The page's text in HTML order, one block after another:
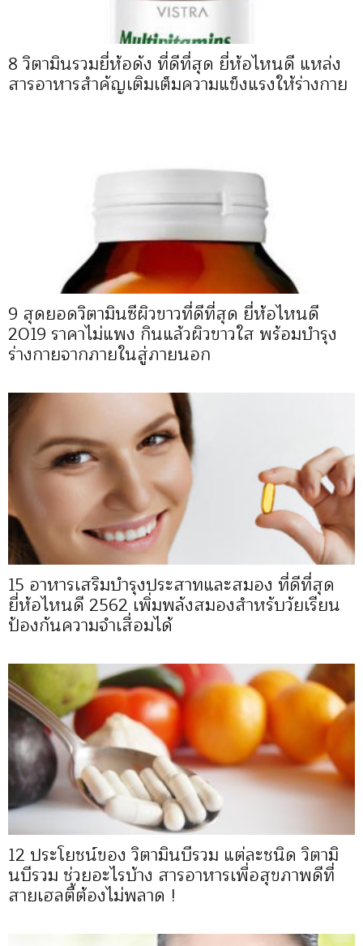
8 วิตามินรวมยี่ห้อดัง ที่ดีที่สุด ยี่ห้อไหนดี แหล่ง
สารอาหารสำคัญเติมเต็มความแข็งแรงให้ร่างกาย
9 สุดยอดวิตามินซีผิวขาวที่ดีที่สุด ยี่ห้อไหนดี
2019 ราคาไม่แพง กินแล้วผิวขาวใส พร้อมบำรุง
ร่างกายจากภายในสู่ภายนอก
15 อาหารเสริมบำรุงประสาทและสมอง ที่ดีที่สุด
ยี่ห้อไหนดี 2562 เพิ่มพลังสมองสำหรับวัยเรียน
ป้องกันความจำเสื่อมได้
12 ประโยชน์ของ วิตามินบีรวม แต่ละชนิด วิตามิ
นบีรวม ช่วยอะไรบ้าง สารอาหารเพื่อสุขภาพดีที่
สายเฮลตี้ต้องไม่พลาด !